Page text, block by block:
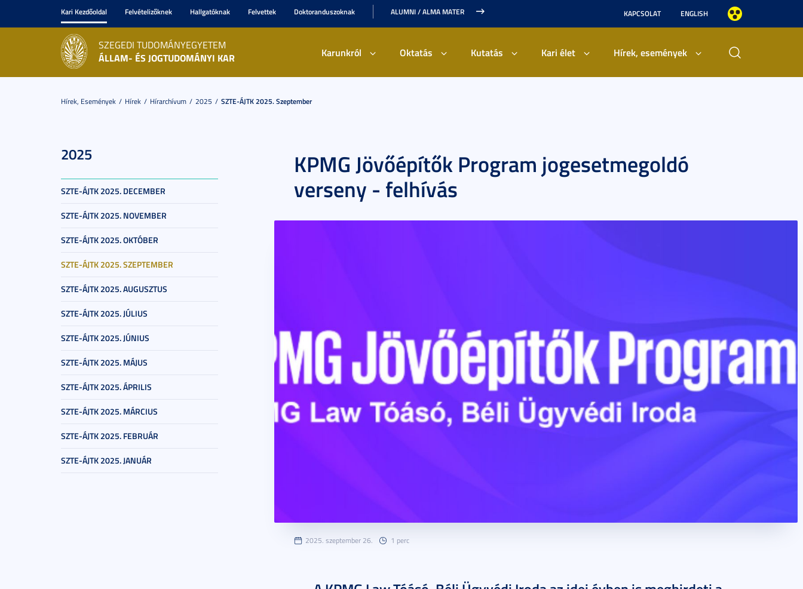
Kari Kezdőoldal Felvételizőknek Hallgatóknak Felvettek Doktoranduszoknak ALUMNI / ALMA MATER KAPCSOLAT ENGLISH
SZEGEDI TUDOMÁNYEGYETEM
ÁLLAM- ÉS JOGTUDOMÁNYI KAR Karunkról Oktatás Kutatás Kari élet Hírek, események
Hírek, Események Hírek Hírarchívum 2025 SZTE-ÁJTK 2025. Szeptember
2025
SZTE-ÁJTK 2025. DECEMBER
SZTE-ÁJTK 2025. NOVEMBER
SZTE-ÁJTK 2025. OKTÓBER
SZTE-ÁJTK 2025. SZEPTEMBER
SZTE-ÁJTK 2025. AUGUSZTUS
SZTE-ÁJTK 2025. JÚLIUS
SZTE-ÁJTK 2025. JÚNIUS
SZTE-ÁJTK 2025. MÁJUS
SZTE-ÁJTK 2025. ÁPRILIS
SZTE-ÁJTK 2025. MÁRCIUS
SZTE-ÁJTK 2025. FEBRUÁR
SZTE-ÁJTK 2025. JANUÁR
KPMG Jövőépítők Program jogesetmegoldó
verseny - felhívás
2025. szeptember 26. 1 perc